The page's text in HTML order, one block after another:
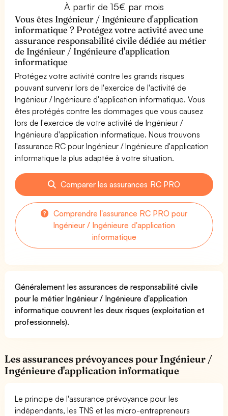
À partir de 15€ par mois
Vous êtes Ingénieur / Ingénieure d'application
informatique ? Protégez votre activité avec une
assurance responsabilité civile dédiée au métier
de Ingénieur / Ingénieure d'application
informatique
Protégez votre activité contre les grands risques
pouvant survenir lors de l'exercice de l'activité de
Ingénieur / Ingénieure d'application informatique. Vous
êtes protégés contre les dommages que vous causez
lors de l'exercice de votre activité de Ingénieur /
Ingénieure d'application informatique. Nous trouvons
l'assurance RC pour Ingénieur / Ingénieure d'application
informatique la plus adaptée à votre situation.
Comparer les assurances RC PRO
Comprendre l'assurance RC PRO pour
Ingénieur / Ingénieure d'application
informatique
Généralement les assurances de responsabilité civile
pour le métier Ingénieur / Ingénieure d'application
informatique couvrent les deux risques (exploitation et
professionnels).
Les assurances prévoyances pour Ingénieur /
Ingénieure d'application informatique
Le principe de l'assurance prévoyance pour les
indépendants, les TNS et les micro-entrepreneurs